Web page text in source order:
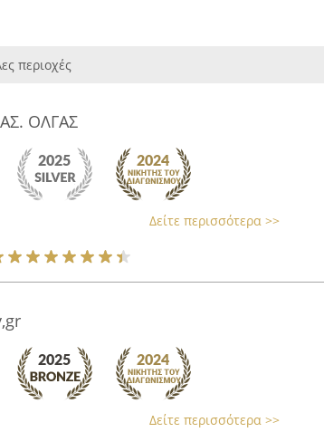
περιοχές
ΟΛΓΑΣ
Δείτε περισσότερα >>
Δείτε περισσότερα >>